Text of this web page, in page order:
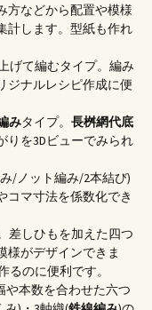
方などから配置や模様
計します。型紙も作れ
げて編むタイプ。編み
ジナルレシピ作成に便
みタイプ。 長桝網代底
りを3Dビューでみられ
/ノット編み/2本結び)
コマ寸法を係数化でき
差しひもを加えた四つ
様がデザインできま
るのに便利です。
や本数を合わせた六つ